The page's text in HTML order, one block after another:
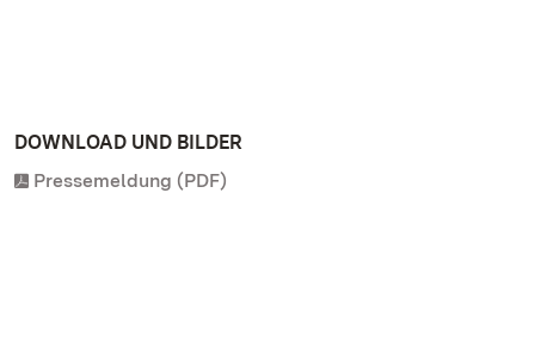
DOWNLOAD UND BILDER
Pressemeldung (PDF)